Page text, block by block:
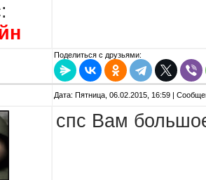
Поделиться с друзьями:
Дата: Пятница, 06.02.2015, 16:59 |
спс Вам